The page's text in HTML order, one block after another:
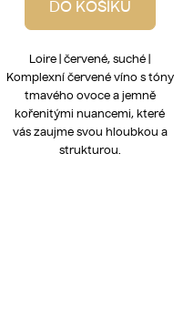
DO KOŠÍKU
Loire | červené, suché |
Komplexní červené víno s tóny
tmavého ovoce a jemně
kořenitými nuancemi, které
vás zaujme svou hloubkou a
strukturou.